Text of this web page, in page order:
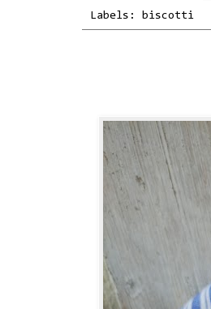
Labels: biscotti